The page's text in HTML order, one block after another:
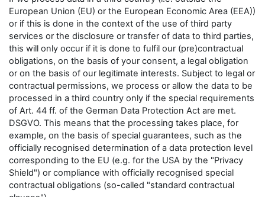
European Union (EU) or the European Economic Area (EEA))
or if this is done in the context of the use of third party
services or the disclosure or transfer of data to third parties,
this will only occur if it is done to fulfil our (pre)contractual
obligations, on the basis of your consent, a legal obligation
or on the basis of our legitimate interests. Subject to legal or
contractual permissions, we process or allow the data to be
processed in a third country only if the special requirements
of Art. 44 ff. of the German Data Protection Act are met.
DSGVO. This means that the processing takes place, for
example, on the basis of special guarantees, such as the
officially recognised determination of a data protection level
corresponding to the EU (e.g. for the USA by the "Privacy
Shield") or compliance with officially recognised special
contractual obligations (so-called "standard contractual